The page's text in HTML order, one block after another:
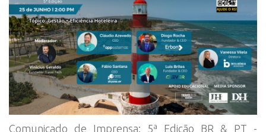
Comunicado de Imprensa: 5ª Edição BR & PT -